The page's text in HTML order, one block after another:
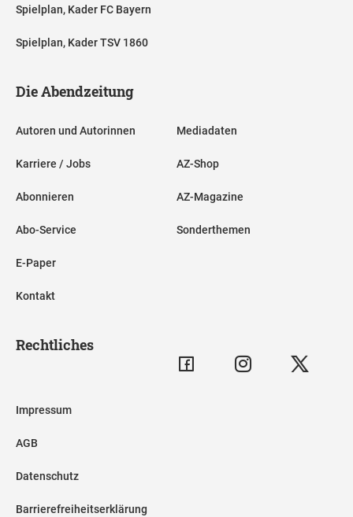
Spielplan, Kader FC Bayern
Spielplan, Kader TSV 1860
Die Abendzeitung
Autoren und Autorinnen
Karriere / Jobs
Abonnieren
Abo-Service
E-Paper
Kontakt
Mediadaten
AZ-Shop
AZ-Magazine
Sonderthemen
Rechtliches
Impressum
AGB
Datenschutz
Barrierefreiheitserklärung